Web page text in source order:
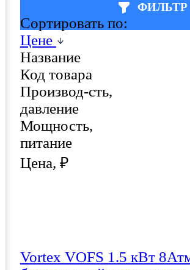
ФИЛЬТР
Сортировать по:
Цене
Название
Код товара
Производ-сть,
давление
Мощность,
питание
Цена, ₽
Vortex VOFS 1.5 кВт